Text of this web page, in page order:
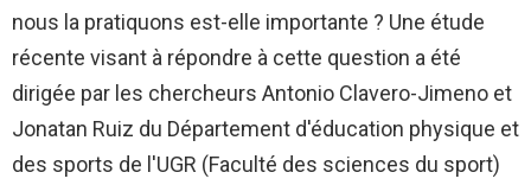
nous la pratiquons est-elle importante ? Une étude
récente visant à répondre à cette question a été
dirigée par les chercheurs Antonio Clavero-Jimeno et
Jonatan Ruiz du Département d'éducation physique et
des sports de l'UGR (Faculté des sciences du sport)